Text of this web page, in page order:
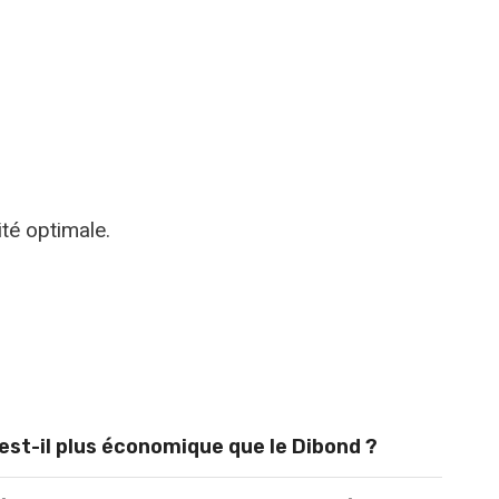
optimale.
il plus économique que le Dibond ?